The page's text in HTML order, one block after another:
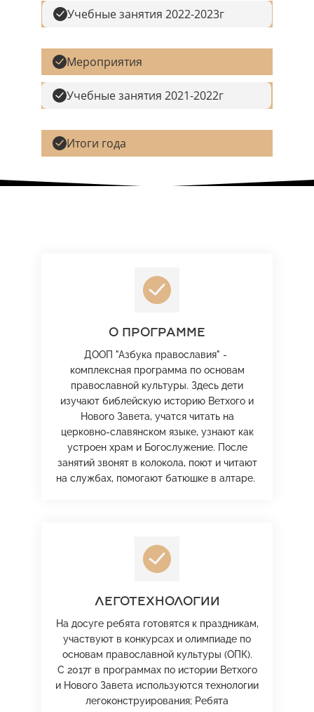
Учебные занятия 2022-2023г
Мероприятия
Учебные занятия 2021-2022г
Итоги года
О ПРОГРАММЕ
ДООП "Азбука православия" -
комплексная программа по основам
православной культуры. Здесь дети
изучают библейскую историю Ветхого и
Нового Завета, учатся читать на
церковно-славянском языке, узнают как
устроен храм и Богослужение. После
занятий звонят в колокола, поют и читают
на службах, помогают батюшке в алтаре.
ЛЕГОТЕХНОЛОГИИ
На досуге ребята готовятся к праздникам,
участвуют в конкурсах и олимпиаде по
основам православной культуры (ОПК).
С 2017г в программах по истории Ветхого
и Нового Завета используются технологии
легоконструирования; Ребята